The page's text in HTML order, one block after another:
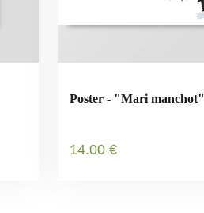
Poster - "Mari manchot"
14.00 €